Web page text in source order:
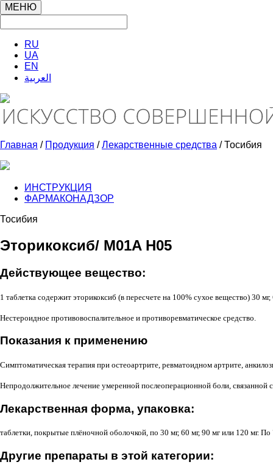
МЕНЮ
RU
UA
EN
العربية
Главная / Продукция /Лекарственные средства / Тосибия
ИНСТРУКЦИЯ
ФАРМАКОНАДЗОР
Тосибия
Эторикоксиб/ M01A H05
Действующее вещество:
1 таблетка содержит эторикоксиб (в пересчете на 100% сухое вещество) 30
Нестероидное противовоспалительное и противоревматическое средство.
Показания к применению
Симптоматическая терапия при остеоартрите, ревматоидном артрите,
Непродолжительное лечение умеренной послеоперационной боли, связанной
Лекарственная форма, упаковка:
таблетки, покрытые плёночной оболочкой, по 30 мг, 60 мг, 90 мг или 120 мг.
Другие препараты в этой категории: